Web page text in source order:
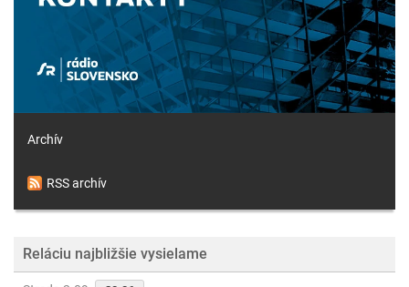
Archív
RSS archív
Reláciu najbližšie vysielame